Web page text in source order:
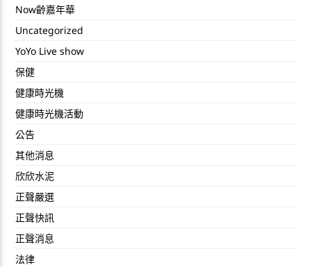
Now齡嘉年華
Uncategorized
YoYo Live show
保健
健康時光機
健康時光機活動
公告
其他消息
欣欣水泥
正聲嚴選
正聲快訊
正聲消息
法律